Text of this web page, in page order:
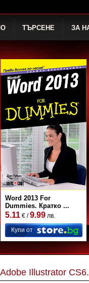
ТЪРСЕНЕ ЗА
Word 2013 For
Dummies. Кратко ...
5.11 € /9.99 лв.
Купи от
Adobe Illustrator